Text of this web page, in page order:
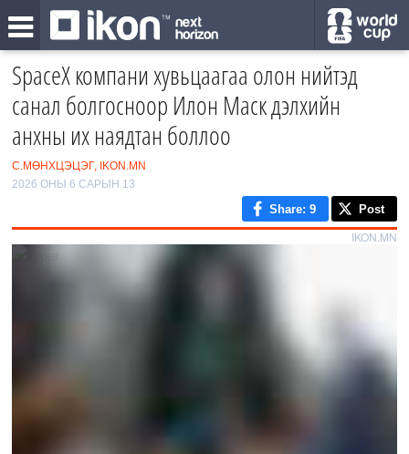
SpaceX компани хувьцаагаа олон нийтэд
санал болгосноор Илон Маск дэлхийн
анхны их наядтан боллоо
С.МӨНХЦЭЦЭГ, IKON.MN
2026 ОНЫ 6 САРЫН 13
Share: 9 Post
IKON.MN